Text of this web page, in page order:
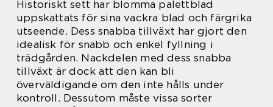
Historiskt sett har blomma palettblad
uppskattats för sina vackra blad och färgrika
utseende. Dess snabba tillväxt har gjort den
idealisk för snabb och enkel fyllning i
trädgården. Nackdelen med dess snabba
tillväxt är dock att den kan bli
överväldigande om den inte hålls under
kontroll. Dessutom måste vissa sorter